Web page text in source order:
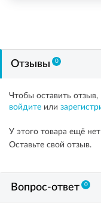
Отзывы 0
Чтобы оставить отзыв,
войдите или
У этого товара ещё
Оставьте свой отзыв.
Вопрос-ответ 0